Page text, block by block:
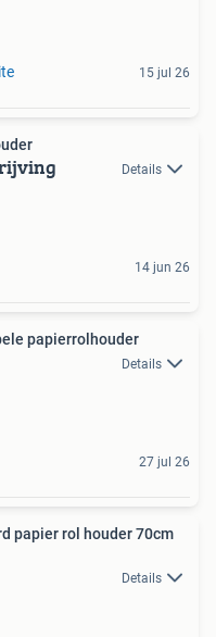
15 jul 26
Details
14 jun 26
papierrolhouder
Details
27 jul 26
papier rol houder 70cm
Details